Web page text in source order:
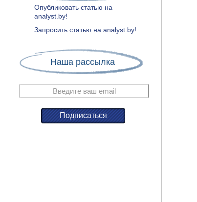
Опубликовать статью на
analyst.by!
Запросить статью на analyst.by!
Наша рассылка